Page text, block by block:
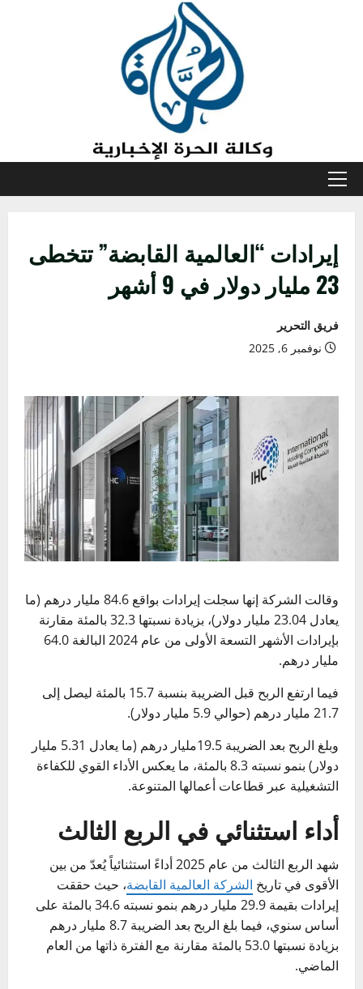
القائمة
إيرادات “العالمية القابضة” تتخطى
23 مليار دولار في 9 أشهر
فريق التحرير
نوفمبر 6, 2025
وقالت الشركة إنها سجلت إيرادات بواقع 84.6 مليار درهم (ما
يعادل 23.04 مليار دولار)، بزيادة نسبتها 32.3 بالمئة مقارنة
بإيرادات الأشهر التسعة الأولى من عام 2024 البالغة 64.0
مليار درهم.
فيما ارتفع الربح قبل الضريبة بنسبة 15.7 بالمئة ليصل إلى
21.7 مليار درهم (حوالي 5.9 مليار دولار).
وبلغ الربح بعد الضريبة 19.5مليار درهم (ما يعادل 5.31 مليار
دولار) بنمو نسبته 8.3 بالمئة، ما يعكس الأداء القوي للكفاءة
التشغيلية عبر قطاعات أعمالها المتنوعة.
أداء استثنائي في الربع الثالث
شهد الربع الثالث من عام 2025 أداءً استثنائياً يُعدّ من بين
الأقوى في تاريخ الشركة العالمية القابضة، حيث حققت
إيرادات بقيمة 29.9 مليار درهم بنمو نسبته 34.6 بالمئة على
أساس سنوي، فيما بلغ الربح بعد الضريبة 8.7 مليار درهم
بزيادة نسبتها 53.0 بالمئة مقارنة مع الفترة ذاتها من العام
الماضي.